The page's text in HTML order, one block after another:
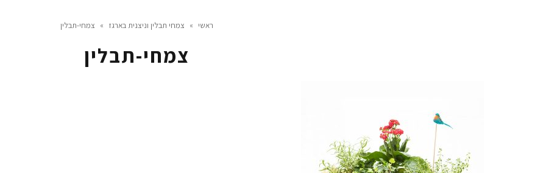
ראשי » צמחי תבלין וניצנית בארגז » צמחי-תבלין
צמחי-תבלין